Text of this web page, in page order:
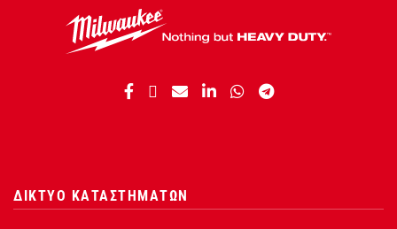
ΔΙΚΤΥΟ ΚΑΤΑΣΤΗΜΑΤΩΝ